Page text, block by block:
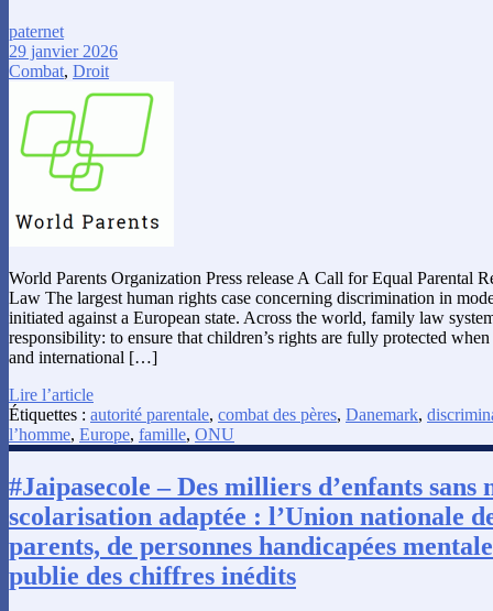
paternet
29 janvier 2026
Combat, Droit
World Parents Organization Press release A Call for Equal Parental
Law The largest human rights case concerning discrimination in
initiated against a European state. Across the world, family law
responsibility: to ensure that children’s rights are fully protected
and international […]
Lire l’article
Étiquettes : autorité parentale, combat des pères, Danemark,
l’homme, Europe, famille, ONU
#Jaipasecole – Des milliers d’enfants sans
scolarisation adaptée : l’Union nationale
parents, de personnes handicapées
publie des chiffres inédits